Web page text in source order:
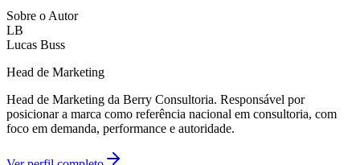
Sobre o Autor
LB
Lucas Buss
Head de Marketing
Head de Marketing da Berry Consultoria. Responsável por
posicionar a marca como referência nacional em consultoria, com
foco em demanda, performance e autoridade.